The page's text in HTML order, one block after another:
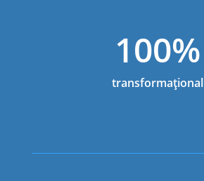
100%
transformațional